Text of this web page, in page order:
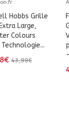
Hobbs Grille
Large,
Colours
Technologie...
43,99€